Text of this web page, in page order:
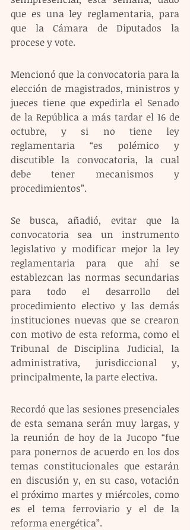
que es una ley reglamentaria, para
que la Cámara de Diputados la
procese y vote.
Mencionó que la convocatoria para la
elección de magistrados, ministros y
jueces tiene que expedirla el Senado
de la República a más tardar el 16 de
octubre, y si no tiene ley
reglamentaria “es polémico y
discutible la convocatoria, la cual
debe tener mecanismos y
procedimientos”.
Se busca, añadió, evitar que la
convocatoria sea un instrumento
legislativo y modificar mejor la ley
reglamentaria para que ahí se
establezcan las normas secundarias
para todo el desarrollo del
procedimiento electivo y las demás
instituciones nuevas que se crearon
con motivo de esta reforma, como el
Tribunal de Disciplina Judicial, la
administrativa, jurisdiccional y,
principalmente, la parte electiva.
Recordó que las sesiones presenciales
de esta semana serán muy largas, y
la reunión de hoy de la Jucopo “fue
para ponernos de acuerdo en los dos
temas constitucionales que estarán
en discusión y, en su caso, votación
el próximo martes y miércoles, como
es el tema ferroviario y el de la
reforma energética”.